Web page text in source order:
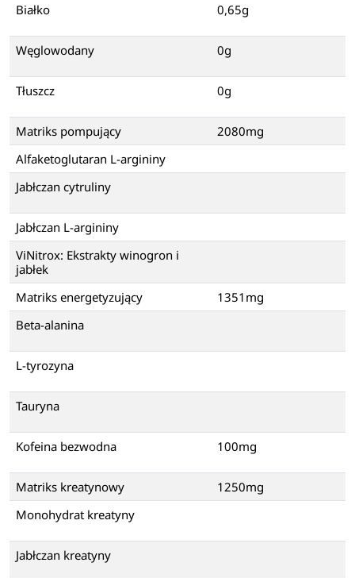
Białko
0,65g
Węglowodany 0g
Tłuszcz 0g
Matriks pompujący
2080mg
Alfaketoglutaran L-argininy
Jabłczan cytruliny
Jabłczan L-argininy
ViNitrox: Ekstrakty winogron i
jabłek
Matriks energetyzujący
1351mg
Beta-alanina
L-tyrozyna
Tauryna
Kofeina bezwodna 100mg
Matriks kreatynowy
1250mg
Monohydrat kreatyny
Jabłczan kreatyny